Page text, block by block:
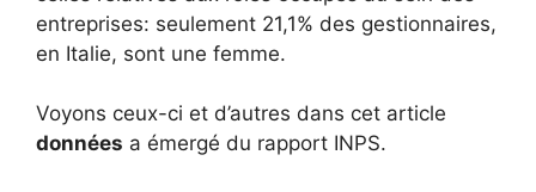
entreprises: seulement 21,1% des gestionnaires,
en Italie, sont une femme.
Voyons ceux-ci et d’autres dans cet article
données a émergé du rapport INPS.